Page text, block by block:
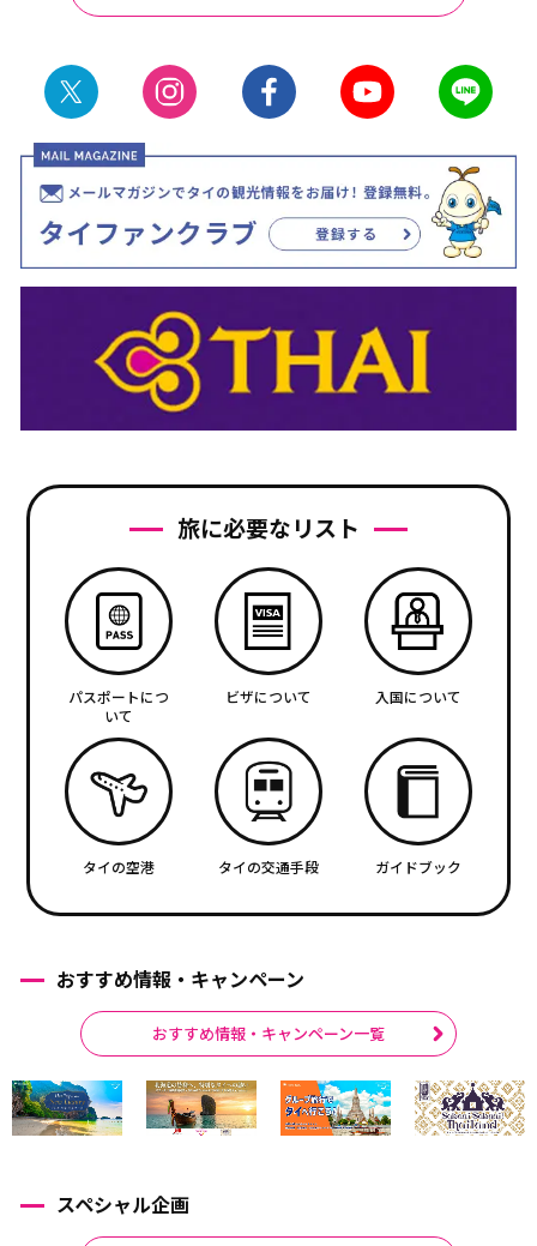
旅に必要なリスト
パスポートにつ
いて
ビザについて 入国について
タイの空港 タイの交通手段 ガイドブック
おすすめ情報・キャンペーン
おすすめ情報・キャンペーン一覧
スペシャル企画